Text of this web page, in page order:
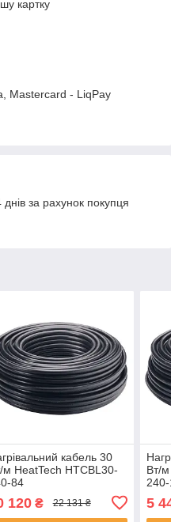
картку
Mastercard - LiqPay
за рахунок покупця
кабель 30
м HeatTech HTCBL30-
84
120₴ 22 131 ₴
Вт/
5